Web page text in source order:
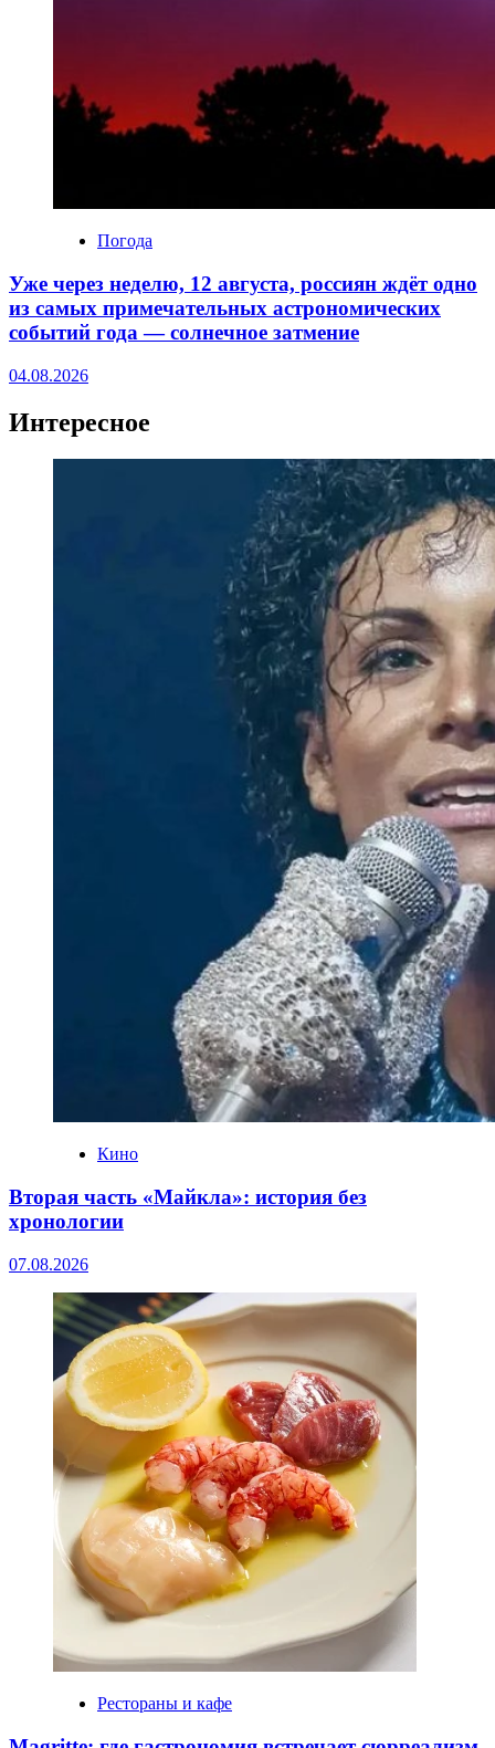
Погода
Уже через неделю, 12 августа, россиян ждёт одно
из самых примечательных астрономических
событий года — солнечное затмение
04.08.2026
Интересное
Кино
Вторая часть «Майкла»: история без
хронологии
07.08.2026
Рестораны и кафе